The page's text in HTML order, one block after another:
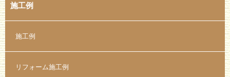
施工例
施工例
リフォーム施工例